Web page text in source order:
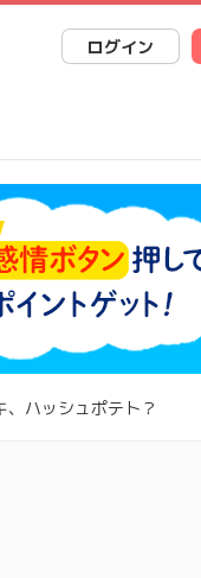
ログイン
ハッシュポテト？